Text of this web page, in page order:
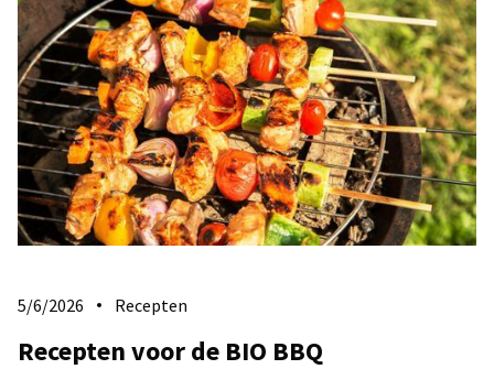
5/6/2026 Recepten
Recepten voor de BIO BBQ